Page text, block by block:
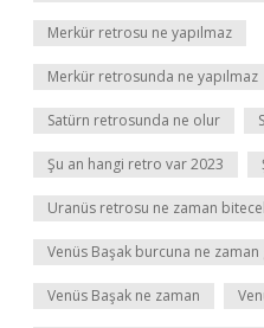
Merkür retrosu ne yapılmaz
Merkür retrosunda ne yapılmaz
Satürn retrosunda ne olur
Şu an hangi retro var 2023
Uranüs retrosu ne zaman
Venüs Başak burcuna ne zaman
Venüs Başak ne zaman